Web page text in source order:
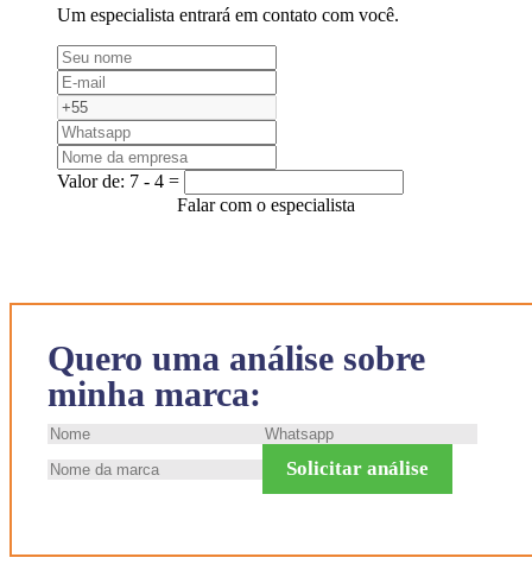
Quero uma análise sobre
minha marca:
Solicitar análise
Um especialista entrará em contato com você.
Valor de: 7 - 4 =
Falar com o especialista